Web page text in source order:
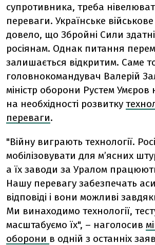
супротивника, треба
переваги. Українське
довело, що Збройні Сили
росіянам. Однак питання
залишається відкритим. Саме
головнокомандувач Валерій
міністр оборони Рустем
на необхідності розвитку
переваги.
"Війну виграють технології.
мобілізовувати для мʼясних
а їх заводи за Уралом
Нашу перевагу забезпечать
відповіді і вони можливі
Ми винаходимо технології,
масштабуємо їх", – наголосив
оборони в одній з останніх